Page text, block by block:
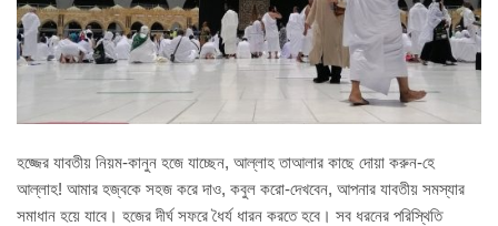
হজ্জের যাবতীয় নিয়ম-কানুন হজে যাচ্ছেন, আল্লাহ তাআলার কাছে দোয়া করুন-হে
আল্লাহ! আমার হজ্বকে সহজ করে দাও, কবুল করো-দেখবেন, আপনার যাবতীয় সমস্যার
সমাধান হয়ে যাবে। হজের দীর্ঘ সফরে ধৈর্য ধারন করতে হবে। সব ধরনের পরিস্থিতি